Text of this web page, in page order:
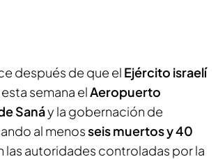
después de que el Ejército israelí
esta semana elAeropuerto
Sanáy la gobernación de
al menosseis muertos y 40
las autoridades controladas por la